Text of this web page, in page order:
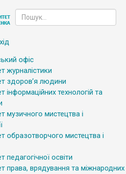
офіс
журналістики
здоров’я людини
інформаційних технологій та
музичного мистецтва і
образотворчого мистецтва і
педагогічної освіти
права, врядування та міжнародних